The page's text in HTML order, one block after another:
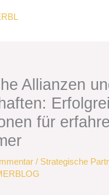
Allianzen
für
/ Strategische